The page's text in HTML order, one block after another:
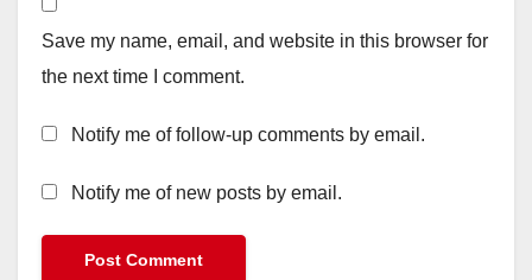
Save my name, email, and website in this browser for
the next time I comment.
Notify me of follow-up comments by email.
Notify me of new posts by email.